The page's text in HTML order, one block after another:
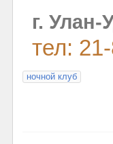
г. Улан-
тел:
ночной клуб